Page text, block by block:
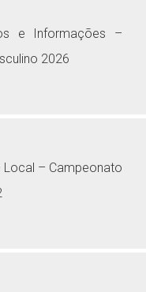
e Informações –
2026
Local – Campeonato